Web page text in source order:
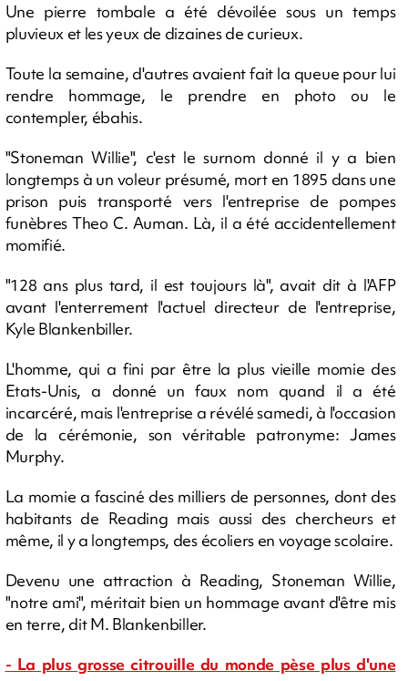
Une pierre tombale a été dévoilée sous un temps
pluvieux et les yeux de dizaines de curieux.
Toute la semaine, d'autres avaient fait la queue pour lui
rendre hommage, le prendre en photo ou le
contempler, ébahis.
"Stoneman Willie", c'est le surnom donné il y a bien
longtemps à un voleur présumé, mort en 1895 dans une
prison puis transporté vers l'entreprise de pompes
funèbres Theo C. Auman. Là, il a été accidentellement
momifié.
"128 ans plus tard, il est toujours là", avait dit à l'AFP
avant l'enterrement l'actuel directeur de l'entreprise,
Kyle Blankenbiller.
L'homme, qui a fini par être la plus vieille momie des
Etats-Unis, a donné un faux nom quand il a été
incarcéré, mais l'entreprise a révélé samedi, à l'occasion
de la cérémonie, son véritable patronyme: James
Murphy.
La momie a fasciné des milliers de personnes, dont des
habitants de Reading mais aussi des chercheurs et
même, il y a longtemps, des écoliers en voyage scolaire.
Devenu une attraction à Reading, Stoneman Willie,
"notre ami", méritait bien un hommage avant d'être mis
en terre, dit M. Blankenbiller.
- La plus grosse citrouille du monde pèse plus d'une